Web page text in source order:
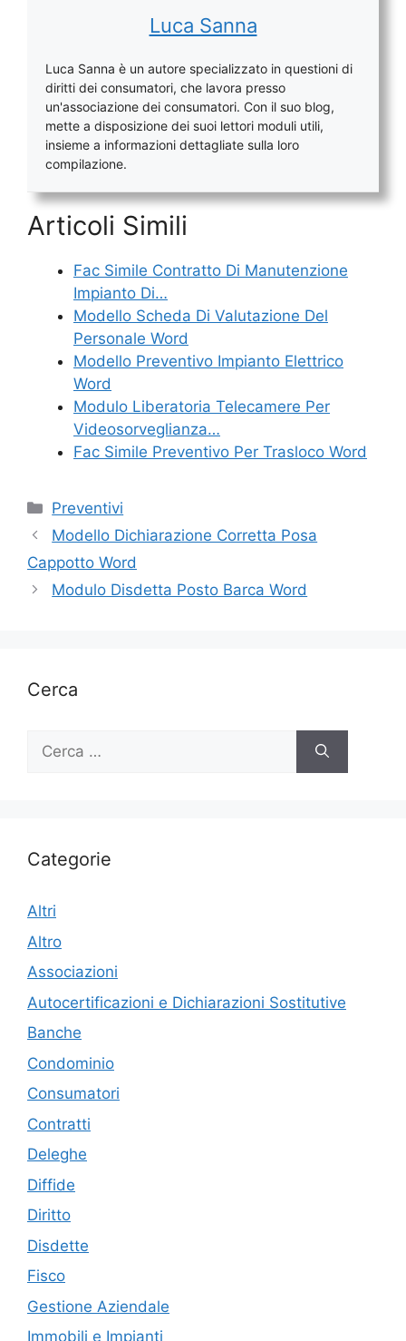
Luca Sanna
Luca Sanna è un autore specializzato in questioni di
diritti dei consumatori, che lavora presso
un'associazione dei consumatori. Con il suo blog,
mette a disposizione dei suoi lettori moduli utili,
insieme a informazioni dettagliate sulla loro
compilazione.
Articoli Simili
Fac Simile Contratto Di Manutenzione
Impianto Di…
Modello Scheda Di Valutazione Del
Personale Word
Modello Preventivo Impianto Elettrico
Word
Modulo Liberatoria Telecamere Per
Videosorveglianza…
Fac Simile Preventivo Per Trasloco Word
Categorie
Preventivi
Modello Dichiarazione Corretta Posa
Cappotto Word
Modulo Disdetta Posto Barca Word
Cerca
Ricerca
Categorie
Altri
Altro
Associazioni
Autocertificazioni e Dichiarazioni Sostitutive
Banche
Condominio
Consumatori
Contratti
Deleghe
Diffide
Diritto
Disdette
Fisco
Gestione Aziendale
Immobili e Impianti